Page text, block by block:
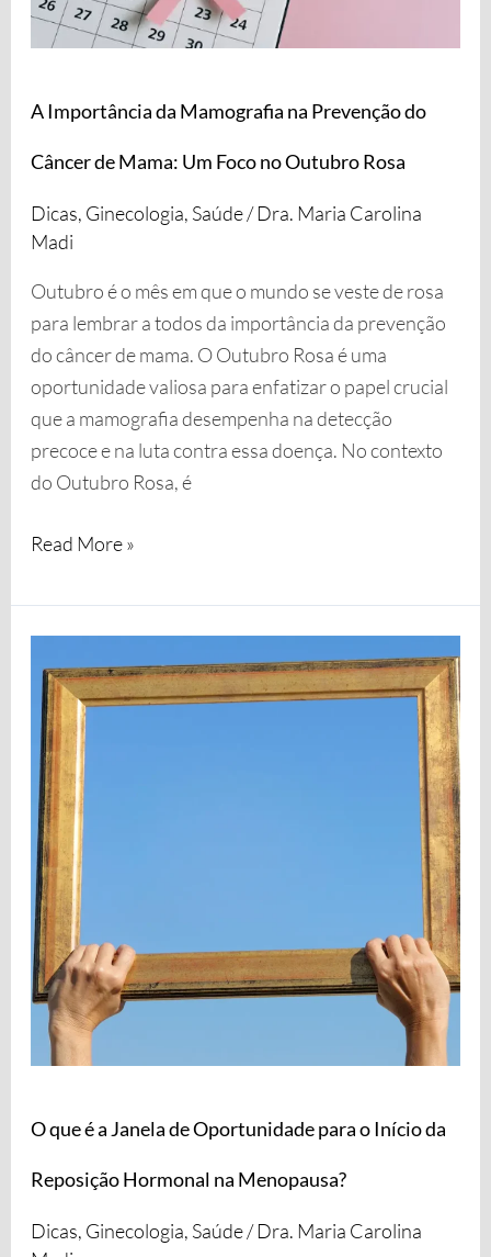
A Importância da Mamografia na Prevenção do
Câncer de Mama: Um Foco no Outubro Rosa
Dicas, Ginecologia, Saúde/Dra. Maria Carolina
Madi
Outubro é o mês em que o mundo se veste de rosa
para lembrar a todos da importância da prevenção
do câncer de mama. O Outubro Rosa é uma
oportunidade valiosa para enfatizar o papel crucial
que a mamografia desempenha na detecção
precoce e na luta contra essa doença. No contexto
do Outubro Rosa, é
Mama:
Foco
Outubro
Read More »
O que é a Janela de Oportunidade para o Início da
Reposição Hormonal na Menopausa?
Dicas, Ginecologia, Saúde/Dra. Maria Carolina
que
Janela
de
Oportunidade
para
o
Início
da
Reposição
Hormonal
na